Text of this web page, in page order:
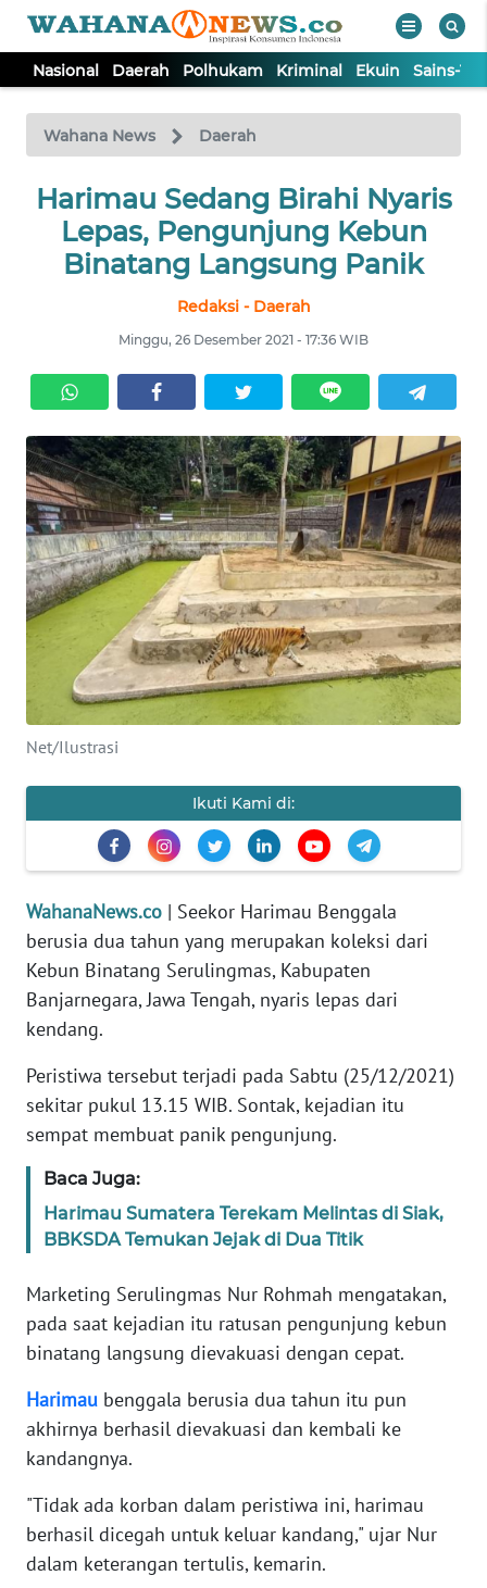
Nasional Daerah Polhukam Kriminal Ekuin Sains-
Wahana News Daerah
Harimau Sedang Birahi Nyaris
Lepas, Pengunjung Kebun
Binatang Langsung Panik
Redaksi - Daerah
Minggu, 26 Desember 2021 - 17:36 WIB
Net/Ilustrasi
Ikuti Kami di:
WahanaNews.co | Seekor Harimau Benggala
berusia dua tahun yang merupakan koleksi dari
Kebun Binatang Serulingmas, Kabupaten
Banjarnegara, Jawa Tengah, nyaris lepas dari
kendang.
Peristiwa tersebut terjadi pada Sabtu (25/12/2021)
sekitar pukul 13.15 WIB. Sontak, kejadian itu
sempat membuat panik pengunjung.
Baca Juga:
Harimau Sumatera Terekam Melintas di Siak,
BBKSDA Temukan Jejak di Dua Titik
Marketing Serulingmas Nur Rohmah mengatakan,
pada saat kejadian itu ratusan pengunjung kebun
binatang langsung dievakuasi dengan cepat.
Harimau benggala berusia dua tahun itu pun
akhirnya berhasil dievakuasi dan kembali ke
kandangnya.
"Tidak ada korban dalam peristiwa ini, harimau
berhasil dicegah untuk keluar kandang," ujar Nur
dalam keterangan tertulis, kemarin.
TV
Tutup
NASIONAL
DAERAH
KRIMINAL
EKUIN
SAINS-TEKNO
KESEHATAN
INTERNASIONAL
SERBA-SERBI
PENDIDIKAN
EDITORIAL
Informasi
INDEKS
KONTAK
KAMI
INFO
IKLAN
KAMI
PEDOMAN
SIBER
REDAKSI
KARIR
DISCLAIMER